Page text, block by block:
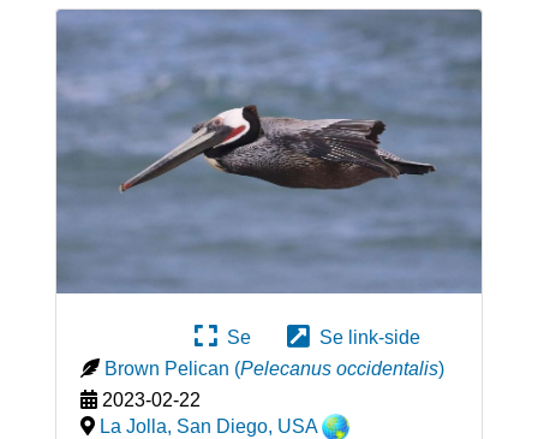
Se
Se link-side
Brown Pelican (Pelecanus occidentalis)
2023-02-22
La Jolla, San Diego, USA